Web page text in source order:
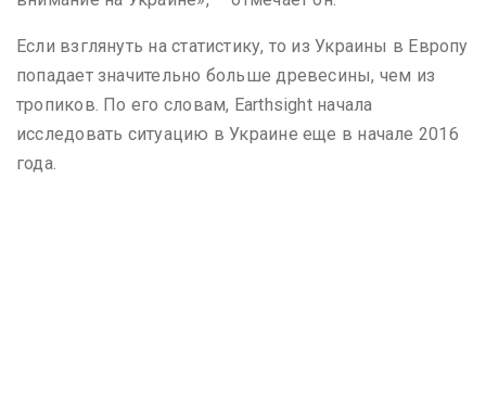
Если взглянуть на статистику, то из Украины в Европу
попадает значительно больше древесины, чем из
тропиков. По его словам, Earthsight начала
исследовать ситуацию в Украине еще в начале 2016
года.